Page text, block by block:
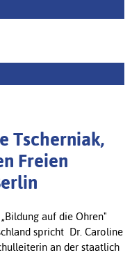
Tscherniak,
Freien
auf die Ohren"
spricht Dr. Caroline
an der staatlich